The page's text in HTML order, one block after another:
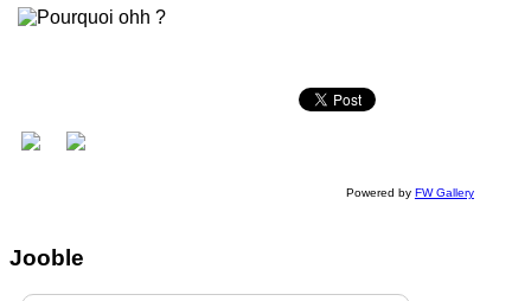
Powered by FW Gallery
Jooble